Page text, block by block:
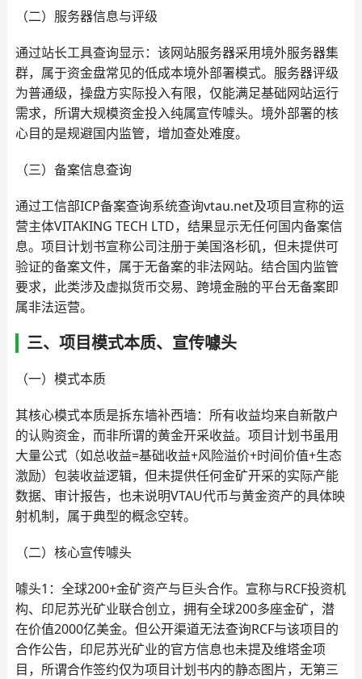
（二）服务器信息与评级
通过站长工具查询显示：该网站服务器采用境外服务器集
群，属于资金盘常见的低成本境外部署模式。服务器评级
为普通级，操盘方实际投入有限，仅能满足基础网站运行
需求，所谓大规模资金投入纯属宣传噱头。境外部署的核
心目的是规避国内监管，增加查处难度。
（三）备案信息查询
通过工信部ICP备案查询系统查询vtau.net及项目宣称的运
营主体VITAKING TECH LTD，结果显示无任何国内备案信
息。项目计划书宣称公司注册于美国洛杉矶，但未提供可
验证的备案文件，属于无备案的非法网站。结合国内监管
要求，此类涉及虚拟货币交易、跨境金融的平台无备案即
属非法运营。
三、项目模式本质、宣传噱头
（一）模式本质
其核心模式本质是拆东墙补西墙：所有收益均来自新散户
的认购资金，而非所谓的黄金开采收益。项目计划书虽用
大量公式（如总收益=基础收益+风险溢价+时间价值+生态
激励）包装收益逻辑，但未提供任何金矿开采的实际产能
数据、审计报告，也未说明VTAU代币与黄金资产的具体映
射机制，属于典型的概念空转。
（二）核心宣传噱头
噱头1：全球200+金矿资产与巨头合作。宣称与RCF投资机
构、印尼苏光矿业联合创立，拥有全球200多座金矿，潜
在价值2000亿美金。但公开渠道无法查询RCF与该项目的
合作公告，印尼苏光矿业的官方信息也未提及维塔金项
目，所谓合作签约仅为项目计划书内的静态图片，无第三